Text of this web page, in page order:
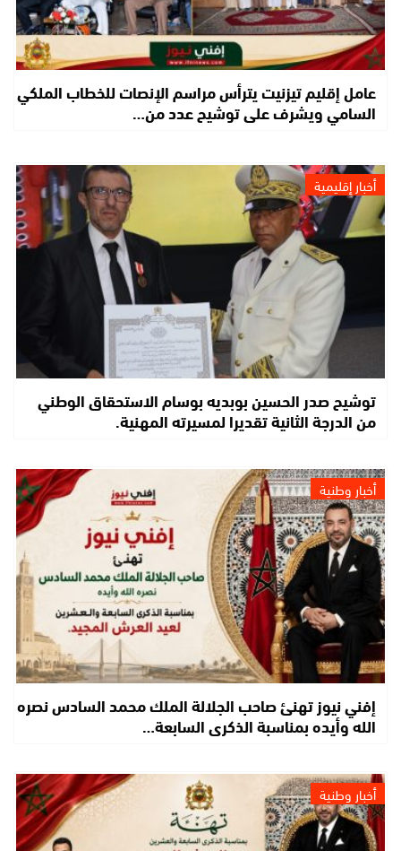
عامل إقليم تيزنيت يترأس مراسم الإنصات للخطاب الملكي
السامي ويشرف على توشيح عدد من…
أخبار إقليمية
توشيح صدر الحسين بوبديه بوسام الاستحقاق الوطني
من الدرجة الثانية تقديرا لمسيرته المهنية.
أخبار وطنية
إفني نيوز تهنئ صاحب الجلالة الملك محمد السادس نصره
الله وأيده بمناسبة الذكرى السابعة…
أخبار وطنية